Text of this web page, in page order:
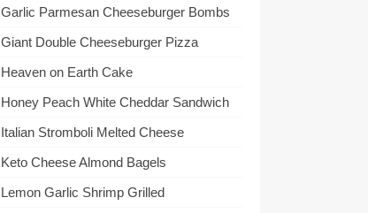
Garlic Parmesan Cheeseburger Bombs
Giant Double Cheeseburger Pizza
Heaven on Earth Cake
Honey Peach White Cheddar Sandwich
Italian Stromboli Melted Cheese
Keto Cheese Almond Bagels
Lemon Garlic Shrimp Grilled